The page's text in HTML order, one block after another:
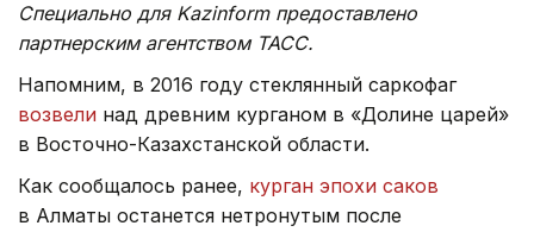
Специально для Kazinform предоставлено
партнерским агентством ТАСС.
Напомним, в 2016 году стеклянный саркофаг
возвели над древним курганом в «Долине царей»
в Восточно-Казахстанской области.
Как сообщалось ранее, курган эпохи саков
в Алматы останется нетронутым после